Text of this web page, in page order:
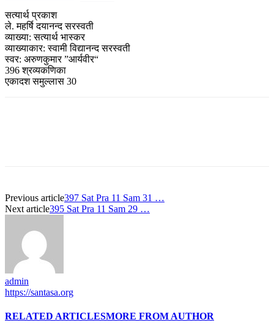
सत्यार्थ प्रकाश
ले. महर्षि दयानन्द सरस्वती
व्याख्या: सत्यार्थ भास्कर
व्याख्याकार: स्वामी विद्यानन्द सरस्वती
स्वर: अरुणकुमार ”आर्यवीर“
396 श्रव्यकणिका
एकादश समुल्लास 30
Previous article397 Sat Pra 11 Sam 31 …
Next article395 Sat Pra 11 Sam 29 …
admin
https://santasa.org
RELATED ARTICLESMORE FROM AUTHOR